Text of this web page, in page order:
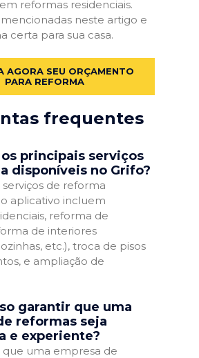
reformas residenciais.
mencionadas neste artigo e
certa para sua casa.
AGORA SEU ORÇAMENTO
PARA REFORMA
frequentes
os principais serviços
disponíveis no Grifo?
serviços de reforma
aplicativo incluem
reforma de
de interiores
etc.), troca de pisos
e ampliação de
garantir que uma
reformas seja
e experiente?
que uma empresa de